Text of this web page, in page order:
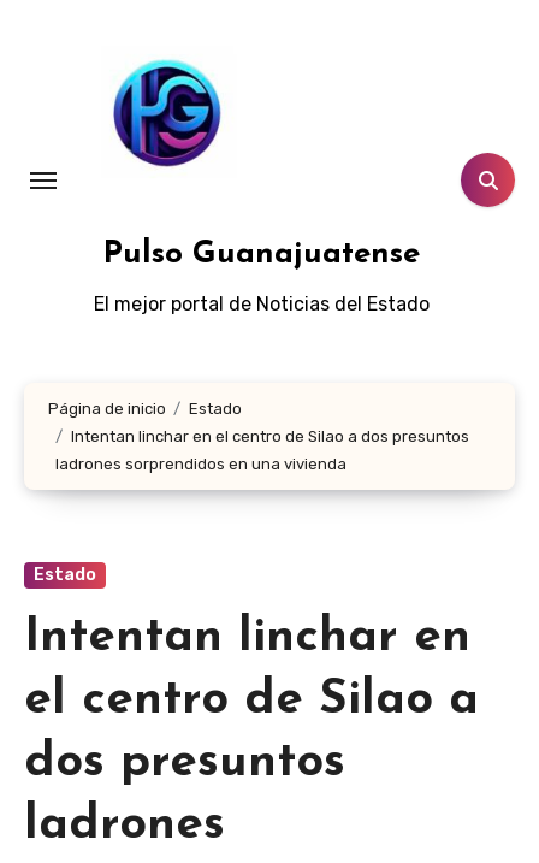
Pulso Guanajuatense
El mejor portal de Noticias del Estado
Página de inicio
Estado
Intentan linchar en el centro de Silao a dos presuntos
ladrones sorprendidos en una vivienda
Estado
Intentan linchar en
el centro de Silao a
dos presuntos
ladrones